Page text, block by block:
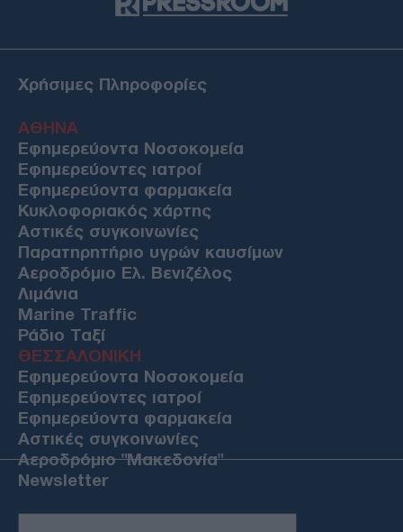
Χρήσιμες Πληροφορίες
ΑΘΗΝΑ
Εφημερεύοντα Νοσοκομεία
Εφημερεύοντες ιατροί
Εφημερεύοντα φαρμακεία
Κυκλοφοριακός χάρτης
Αστικές συγκοινωνίες
Παρατηρητήριο υγρών καυσίμων
Αεροδρόμιο Ελ. Βενιζέλος
Λιμάνια
Marine Traffic
Ράδιο Ταξί
ΘΕΣΣΑΛΟΝΙΚΗ
Εφημερεύοντα Νοσοκομεία
Εφημερεύοντες ιατροί
Εφημερεύοντα φαρμακεία
Αστικές συγκοινωνίες
Αεροδρόμιο "Μακεδονία"
Newsletter